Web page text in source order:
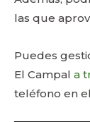
las que
Puedes
El Campal a
teléfono en el